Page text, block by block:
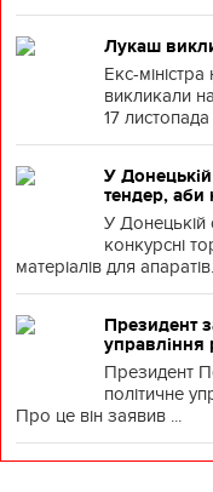
Лукаш
Екс-
викликали
17
У
тендер, аби
У Донецькій
конкурсні
матеріалів для
Президент
управління
Президент
політичне
Про це він заявив ...